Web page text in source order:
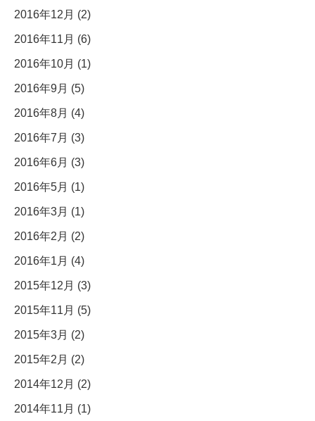
2016年12月 (2)
2016年11月 (6)
2016年10月 (1)
2016年9月 (5)
2016年8月 (4)
2016年7月 (3)
2016年6月 (3)
2016年5月 (1)
2016年3月 (1)
2016年2月 (2)
2016年1月 (4)
2015年12月 (3)
2015年11月 (5)
2015年3月 (2)
2015年2月 (2)
2014年12月 (2)
2014年11月 (1)